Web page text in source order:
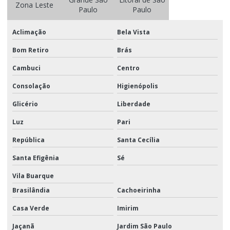
Logistica de marketing
Logistica de marketing e eventos
Logística de marketing promocional
Logística de material promocional
Logística porta a porta
Logistica promocional
Logística promocional sp
Logística de trade marketing
Manuseio e movimentação de materiais
Montagem de display
Montagem de display em pdv
Montagem de kits
Zona Leste
Paulo
Paulo
Aclimação Bela Vista
Bom Retiro Brás
Cambuci Centro
Consolação Higienópolis
Glicério Liberdade
Luz Pari
República Santa Cecília
Santa Efigênia Sé
Vila Buarque
Brasilândia
Cachoeirinha
Casa Verde Imirim
Jaçanã Jardim São Paulo